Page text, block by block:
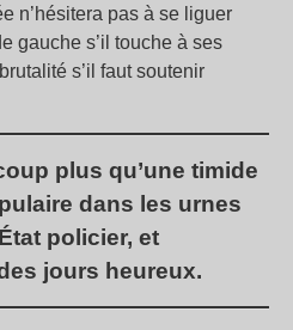
n’hésitera pas à se liguer
gauche s’il touche à ses
s’il faut soutenir
plus qu’une timide
dans les urnes
policier, et
jours heureux.